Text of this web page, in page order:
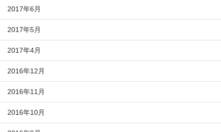
2017年6月
2017年5月
2017年4月
2016年12月
2016年11月
2016年10月